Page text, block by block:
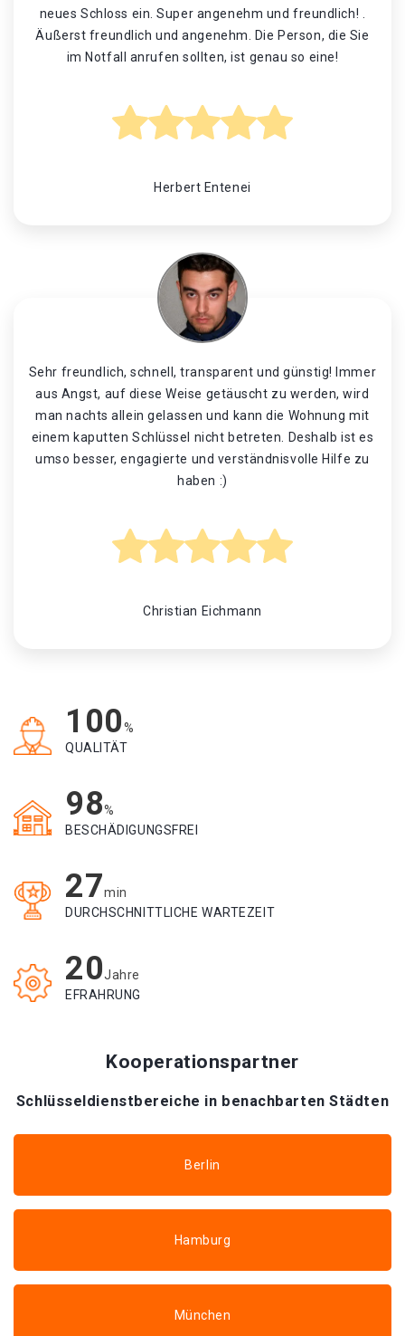
neues Schloss ein. Super angenehm und freundlich! .
Äußerst freundlich und angenehm. Die Person, die Sie
im Notfall anrufen sollten, ist genau so eine!
Herbert Entenei
Sehr freundlich, schnell, transparent und günstig! Immer
aus Angst, auf diese Weise getäuscht zu werden, wird
man nachts allein gelassen und kann die Wohnung mit
einem kaputten Schlüssel nicht betreten. Deshalb ist es
umso besser, engagierte und verständnisvolle Hilfe zu
haben :)
Christian Eichmann
100%
QUALITÄT
98%
BESCHÄDIGUNGSFREI
27min
DURCHSCHNITTLICHE WARTEZEIT
20Jahre
EFRAHRUNG
Kooperationspartner
Schlüsseldienstbereiche in benachbarten Städten
Berlin
Hamburg
München